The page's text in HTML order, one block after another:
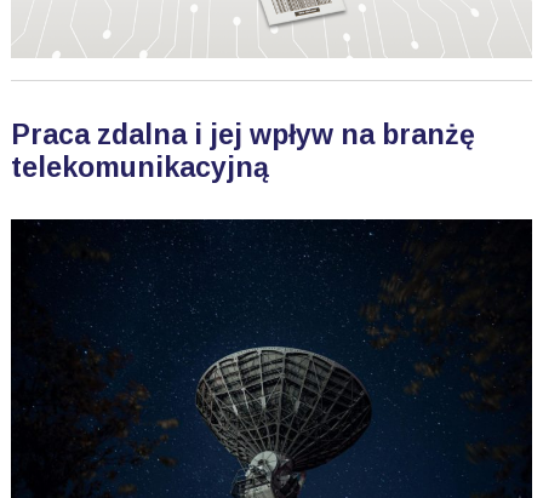
Praca zdalna i jej wpływ na branżę
telekomunikacyjną